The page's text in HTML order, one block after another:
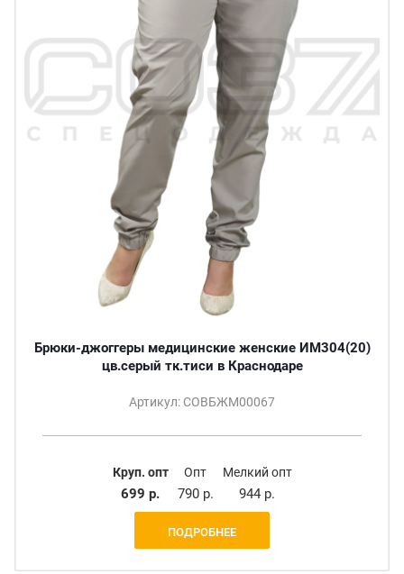
Брюки-джоггеры медицинские женские ИМ304(20)
цв.серый тк.тиси в Краснодаре
Артикул: СОВБЖМ00067
Круп. опт
699 р.
Опт
790 р.
Мелкий опт
944 р.
ПОДРОБНЕЕ